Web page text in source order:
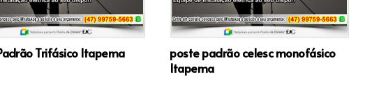
Trifásico Itapema
poste padrão celesc monofásico
Itapema